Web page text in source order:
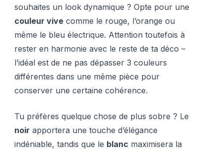
souhaites un look dynamique ? Opte pour une
couleur vive comme le rouge, l’orange ou
même le bleu électrique. Attention toutefois à
rester en harmonie avec le reste de ta déco –
l’idéal est de ne pas dépasser 3 couleurs
différentes dans une même pièce pour
conserver une certaine cohérence.
Tu préfères quelque chose de plus sobre ? Le
noir apportera une touche d’élégance
indéniable, tandis que le blanc maximisera la